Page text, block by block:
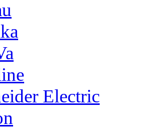
Electric